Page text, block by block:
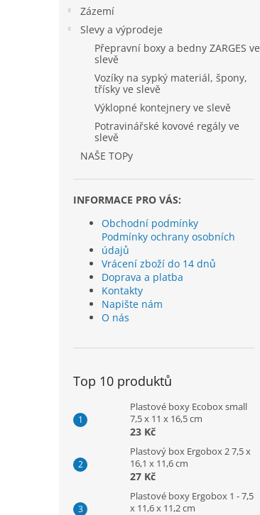
Zázemí
Slevy a výprodeje
Přepravní boxy a bedny ZARGES ve
slevě
Vozíky na sypký materiál, špony,
třísky ve slevě
Výklopné kontejnery ve slevě
Potravinářské kovové regály ve
slevě
NAŠE TOPy
INFORMACE PRO VÁS:
Obchodní podmínky
Podmínky ochrany osobních
údajů
Vrácení zboží do 14 dnů
Doprava a platba
Kontakty
Napište nám
O nás
Top 10 produktů
Plastové boxy Ecobox small
7,5 x 11 x 16,5 cm
23 Kč
Plastový box Ergobox 2 7,5 x
16,1 x 11,6 cm
27 Kč
Plastové boxy Ergobox 1 - 7,5
x 11,6 x 11,2 cm